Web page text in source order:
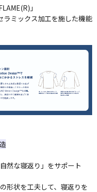
」
ラミックス加工を施した機能
然な寝返り」をサポート
形状を工夫して、寝返りを